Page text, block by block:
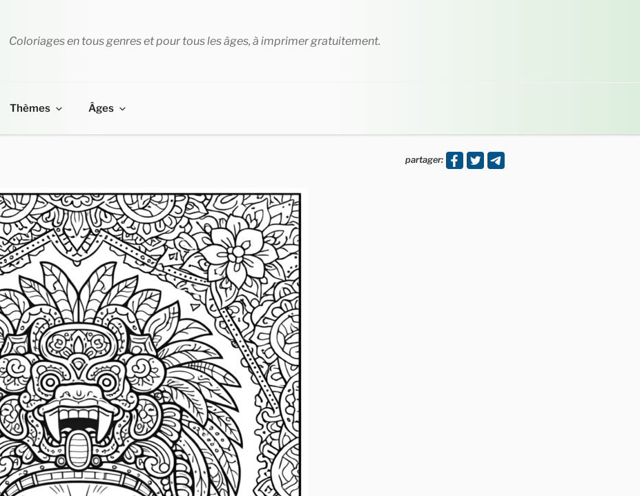
Coloriages en tous genres et pour tous les âges, à imprimer gratuitement.
Thèmes Âges
partager: